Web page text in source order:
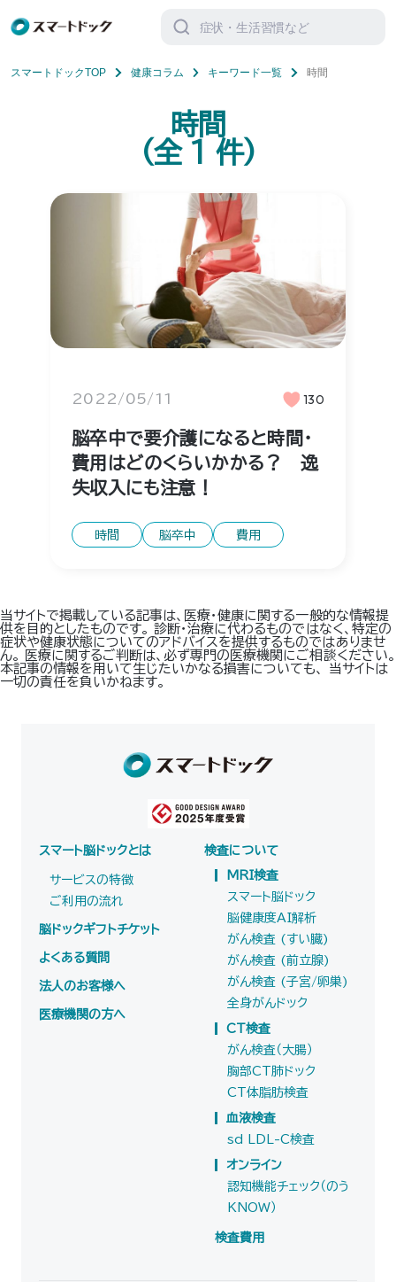
索
スマートドックTOP 健康コラム キーワード一覧 時間
時間
(全1 件)
2022/05/11 130
脳卒中で要介護になると時間・
費用はどのくらいかかる？ 逸
失収入にも注意！
時間 脳卒中 費用
当サイトで掲載している記事は、医療・健康に関する一般的な情報提
供を目的としたものです。 診断・治療に代わるものではなく、特定の
症状や健康状態についてのアドバイスを提供するものではありませ
ん。 医療に関するご判断は、必ず専門の医療機関にご相談ください。
本記事の情報を用いて生じたいかなる損害についても、 当サイトは
一切の責任を負いかねます。
スマート脳ドックとは
サービスの特徴
ご利用の流れ
脳ドックギフトチケット
よくある質問
法人のお客様へ
医療機関の方へ
検査について
MRI検査
スマート脳ドック
脳健康度AI解析
がん検査 (すい臓)
がん検査 (前立腺)
がん検査 (子宮/卵巣)
全身がんドック
CT検査
がん検査（大腸）
胸部CT肺ドック
CT体脂肪検査
血液検査
sd LDL-C検査
オンライン
認知機能チェック（のう
KNOW）
検査費用